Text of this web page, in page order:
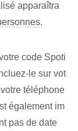
apparaîtra
.
code Spoti
le sur vot
téléphone
également im
pas de date